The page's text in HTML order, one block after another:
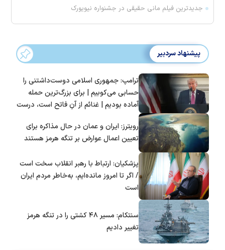
جدیدترین فیلم مانی حقیقی در جشنواره نیویورک
پیشنهاد سردبیر
ترامپ: جمهوری اسلامی دوست‌داشتنی را
حسابی می‌کوبیم | برای بزرگ‌ترین حمله
آماده بودیم | غنائم از آنِ فاتح است، درست
رویترز: ایران و عمان در حال مذاکره برای
تعیین اعمال عوارض بر تنگه هرمز هستند
پزشکیان: ارتباط با رهبر انقلاب سخت است
/ اگر تا امروز مانده‌ایم، به‌خاطر مردم ایران
است
سنتکام: مسیر ۴۸ کشتی را در تنگه هرمز
تغییر دادیم